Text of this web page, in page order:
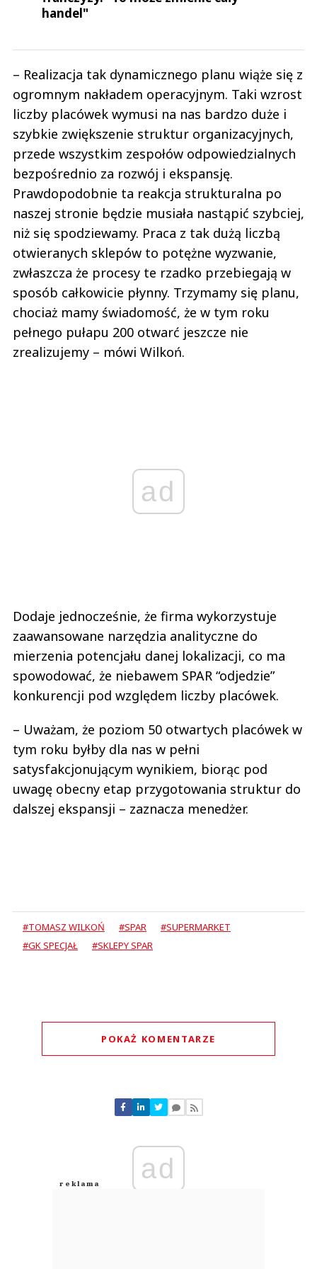
handel"
– Realizacja tak dynamicznego planu wiąże się z
ogromnym nakładem operacyjnym. Taki wzrost
liczby placówek wymusi na nas bardzo duże i
szybkie zwiększenie struktur organizacyjnych,
przede wszystkim zespołów odpowiedzialnych
bezpośrednio za rozwój i ekspansję.
Prawdopodobnie ta reakcja strukturalna po
naszej stronie będzie musiała nastąpić szybciej,
niż się spodziewamy. Praca z tak dużą liczbą
otwieranych sklepów to potężne wyzwanie,
zwłaszcza że procesy te rzadko przebiegają w
sposób całkowicie płynny. Trzymamy się planu,
chociaż mamy świadomość, że w tym roku
pełnego pułapu 200 otwarć jeszcze nie
zrealizujemy – mówi Wilkoń.
ad
Dodaje jednocześnie, że firma wykorzystuje
zaawansowane narzędzia analityczne do
mierzenia potencjału danej lokalizacji, co ma
spowodować, że niebawem SPAR “odjedzie”
konkurencji pod względem liczby placówek.
– Uważam, że poziom 50 otwartych placówek w
tym roku byłby dla nas w pełni
satysfakcjonującym wynikiem, biorąc pod
uwagę obecny etap przygotowania struktur do
dalszej ekspansji – zaznacza menedżer.
#TOMASZ WILKOŃ #SPAR
#SUPERMARKET
#GK SPECJAŁ
#SKLEPY SPAR
POKAŻ KOMENTARZE
Jeśli ekspansja
28.07.2026 / 20:32
ad